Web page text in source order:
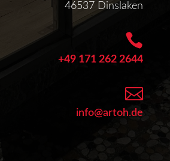
46537 Dinslaken

+49 171 262 2644

info@artoh.de